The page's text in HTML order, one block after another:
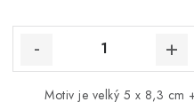
Motiv je velký 5 x 8,3 cm